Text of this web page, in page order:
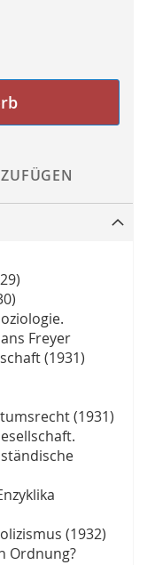
Freyer
(1931)
(1931)
(1932)
Ordnung?